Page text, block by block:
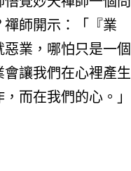
師開示：「『業
業，哪怕只是一個
讓我們在心裡產生
而在我們的心。」